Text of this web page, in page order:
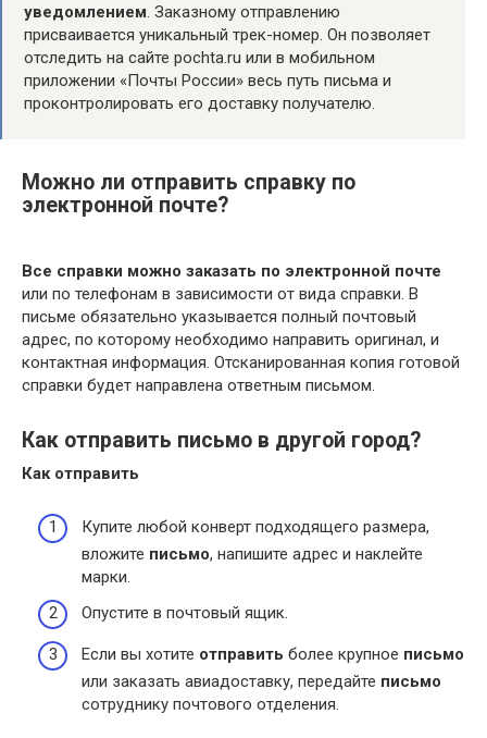
уведомлением. Заказному отправлению
присваивается уникальный трек-номер. Он позволяет
отследить на сайте pochta.ru или в мобильном
приложении «Почты России» весь путь письма и
проконтролировать его доставку получателю.
Можно ли отправить справку по
электронной почте?
Все справки можно заказать по электронной почте
или по телефонам в зависимости от вида справки. В
письме обязательно указывается полный почтовый
адрес, по которому необходимо направить оригинал, и
контактная информация. Отсканированная копия готовой
справки будет направлена ответным письмом.
Как отправить письмо в другой город?
Как отправить
Купите любой конверт подходящего размера,
вложите письмо, напишите адрес и наклейте
марки.
Опустите в почтовый ящик.
Если вы хотите отправить более крупное письмо
или заказать авиадоставку, передайте письмо
сотруднику почтового отделения.